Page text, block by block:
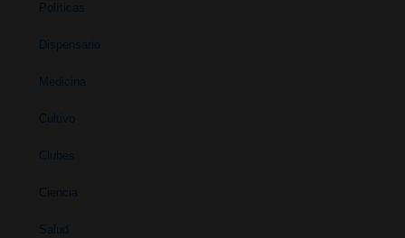
Políticas
Dispensario
Medicina
Cultivo
Clubes
Ciencia
Salud